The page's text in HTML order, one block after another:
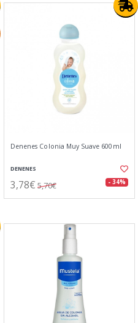
Denenes Colonia Muy Suave 600ml
DENENES
3,78€ 5,70€ - 34%